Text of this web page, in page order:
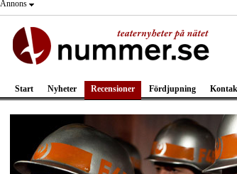
Annons
Start Nyheter Recensioner Fördjupning